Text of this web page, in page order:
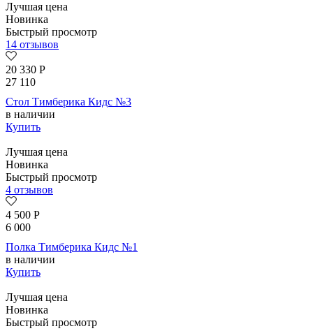
Лучшая цена
Новинка
Быстрый просмотр
14 отзывов
20 330 Р
27 110
Стол Тимберика Кидс №3
в наличии
Купить
Лучшая цена
Новинка
Быстрый просмотр
4 отзывов
4 500 Р
6 000
Полка Тимберика Кидс №1
в наличии
Купить
Лучшая цена
Новинка
Быстрый просмотр